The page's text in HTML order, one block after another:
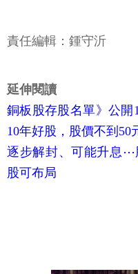
責任編輯：鍾守沂
延伸閱讀
銅板股存股名單》公開
10年好股，股價不到50
逐步解封、可能升息⋯
股可布局